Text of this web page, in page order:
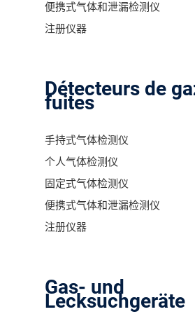
便携式气体和泄漏检测仪
注册仪器
Détecteurs de
fuites
手持式气体检测仪
个人气体检测仪
固定式气体检测仪
便携式气体和泄漏检测仪
注册仪器
Gas- und
Lecksuchgeräte